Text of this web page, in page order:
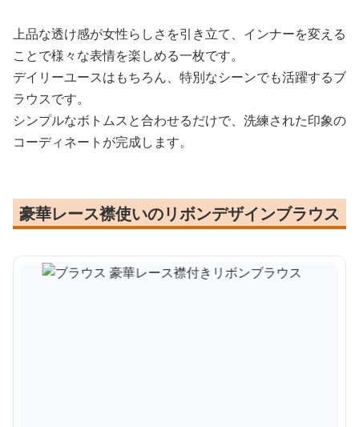
上品な透け感が女性らしさを引き立て、インナーを変える
ことで様々な表情を楽しめる一枚です。
デイリーユースはもちろん、特別なシーンでも活躍するブ
ラウスです。
シンプルなボトムスと合わせるだけで、洗練された印象の
コーディネートが完成します。
豪華レース襟使いのリボンデザインブラウス